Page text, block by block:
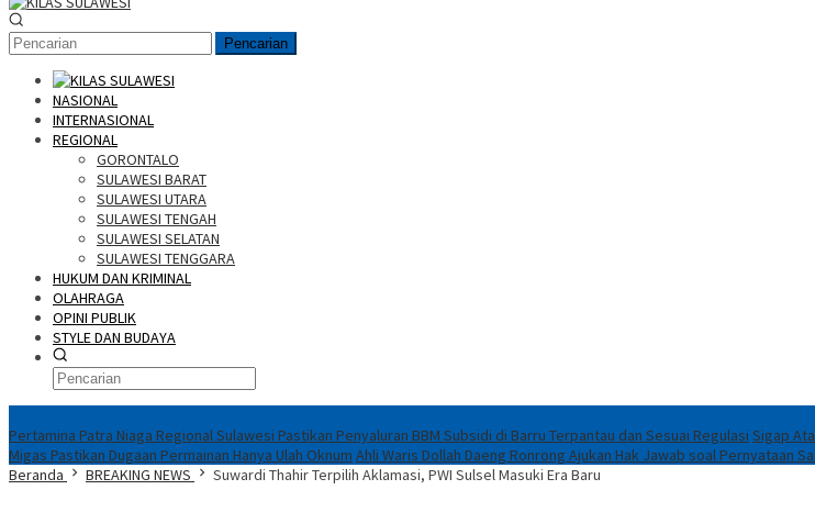
Pencarian
NASIONAL
INTERNASIONAL
REGIONAL
GORONTALO
SULAWESI BARAT
SULAWESI UTARA
SULAWESI TENGAH
SULAWESI SELATAN
SULAWESI TENGGARA
HUKUM DAN KRIMINAL
OLAHRAGA
OPINI PUBLIK
STYLE DAN BUDAYA
Pertamina Patra Niaga Regional Sulawesi Pastikan Penyaluran BBM Subsidi di Barru Terpantau dan Sesuai Regulasi Sigap
Migas Pastikan Dugaan Permainan Hanya Ulah Oknum Ahli Waris Dollah Daeng Ronrong Ajukan Hak Jawab soal Pernyataan
Beranda
BREAKING NEWS Suwardi Thahir Terpilih Aklamasi, PWI Sulsel Masuki Era Baru